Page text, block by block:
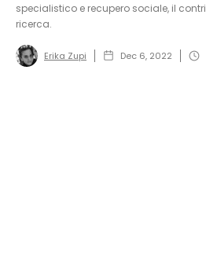
specialistico e recupero sociale, il
ricerca.
Erika Zupi Dec 6, 2022